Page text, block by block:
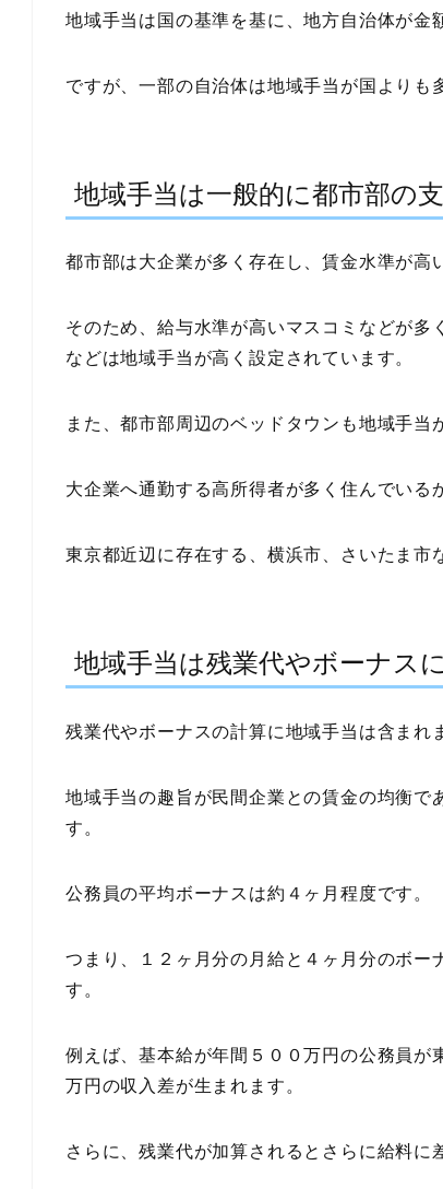
地域手当は国の基準を基に、地方自治体が金
ですが、一部の自治体は地域手当が国よりも
地域手当は一般的に都市部の
都市部は大企業が多く存在し、賃金水準が高
そのため、給与水準が高いマスコミなどが
などは地域手当が高く設定されています。
また、都市部周辺のベッドタウンも地域手当
大企業へ通勤する高所得者が多く住んでいる
東京都近辺に存在する、横浜市、さいたま市
地域手当は残業代やボーナス
残業代やボーナスの計算に地域手当は含まれ
地域手当の趣旨が民間企業との賃金の均衡
す。
公務員の平均ボーナスは約４ヶ月程度です。
つまり、１２ヶ月分の月給と４ヶ月分のボー
す。
例えば、基本給が年間５００万円の公務員が
万円の収入差が生まれます。
さらに、残業代が加算されるとさらに給料に